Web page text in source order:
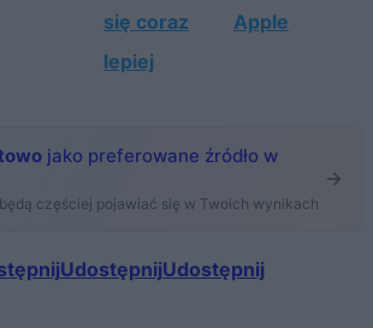
się coraz
lepiej
Apple
jako preferowane źródło w
częściej pojawiać się w Twoich wynikach
UdostępnijUdostępnij